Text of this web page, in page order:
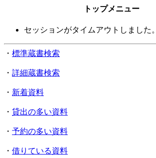
トップメニュー
セッションがタイムアウトしました。
・ 標準蔵書検索
・ 詳細蔵書検索
・ 新着資料
・ 貸出の多い資料
・ 予約の多い資料
・ 借りている資料